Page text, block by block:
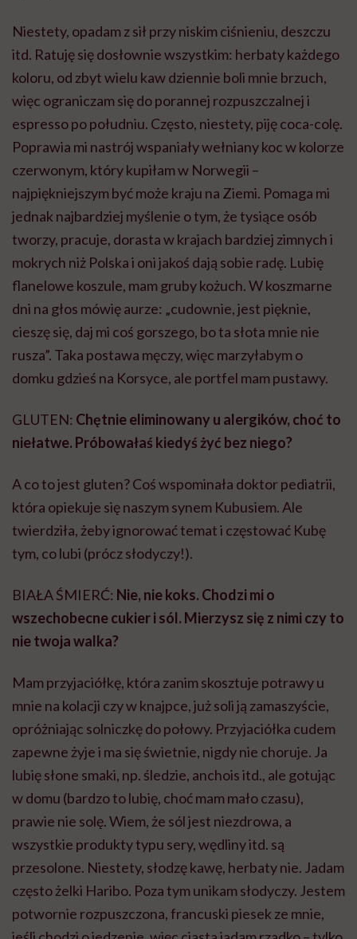
Niestety, opadam z sił przy niskim ciśnieniu, deszczu
itd. Ratuję się dosłownie wszystkim: herbaty każdego
koloru, od zbyt wielu kaw dziennie boli mnie brzuch,
więc ograniczam się do porannej rozpuszczalnej i
espresso po południu. Często, niestety, piję coca-colę.
Poprawia mi nastrój wspaniały wełniany koc w kolorze
czerwonym, który kupiłam w Norwegii –
najpiękniejszym być może kraju na Ziemi. Pomaga mi
jednak najbardziej myślenie o tym, że tysiące osób
tworzy, pracuje, dorasta w krajach bardziej zimnych i
mokrych niż Polska i oni jakoś dają sobie radę. Lubię
flanelowe koszule, mam gruby kożuch. W koszmarne
dni na głos mówię aurze: „cudownie, jest pięknie,
cieszę się, daj mi coś gorszego, bo ta słota mnie nie
rusza”. Taka postawa męczy, więc marzyłabym o
domku gdzieś na Korsyce, ale portfel mam pustawy.
GLUTEN: Chętnie eliminowany u alergików, choć to
niełatwe. Próbowałaś kiedyś żyć bez niego?
A co to jest gluten? Coś wspominała doktor pediatrii,
która opiekuje się naszym synem Kubusiem. Ale
twierdziła, żeby ignorować temat i częstować Kubę
tym, co lubi (prócz słodyczy!).
BIAŁA ŚMIERĆ: Nie, nie koks. Chodzi mi o
wszechobecne cukier i sól. Mierzysz się z nimi czy to
nie twoja walka?
Mam przyjaciółkę, która zanim skosztuje potrawy u
mnie na kolacji czy w knajpce, już soli ją zamaszyście,
opróżniając solniczkę do połowy. Przyjaciółka cudem
zapewne żyje i ma się świetnie, nigdy nie choruje. Ja
lubię słone smaki, np. śledzie, anchois itd., ale gotując
w domu (bardzo to lubię, choć mam mało czasu),
prawie nie solę. Wiem, że sól jest niezdrowa, a
wszystkie produkty typu sery, wędliny itd. są
przesolone. Niestety, słodzę kawę, herbaty nie. Jadam
często żelki Haribo. Poza tym unikam słodyczy. Jestem
potwornie rozpuszczona, francuski piesek ze mnie,